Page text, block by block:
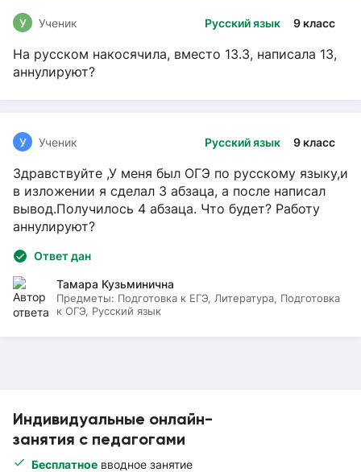
Индивидуальные онлайн-
занятия с педагогами
Бесплатное вводное занятие
Русский язык 9 класс
У Ученик
На русском накосячила, вместо 13.3, написала 13,
аннулируют?
Русский язык 9 класс
У Ученик
Здравствуйте ,У меня был ОГЭ по русскому языку,и
в изложении я сделал 3 абзаца, а после написал
вывод.Получилось 4 абзаца. Что будет? Работу
аннулируют?
Ответ дан
Тамара Кузьминична
Предметы: Подготовка к ЕГЭ, Литература, Подготовка
к ОГЭ, Русский язык